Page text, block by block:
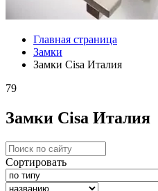
Главная страница
Замки
Замки Cisa Италия
79
Замки Cisa Италия
Сортировать